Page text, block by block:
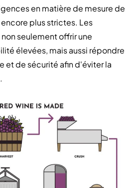
en matière de mesure de
plus strictes. Les
seulement offrir une
élevées, mais aussi répondre
et de sécurité afin d'éviter la